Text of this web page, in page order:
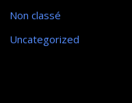
Non classé
Uncategorized